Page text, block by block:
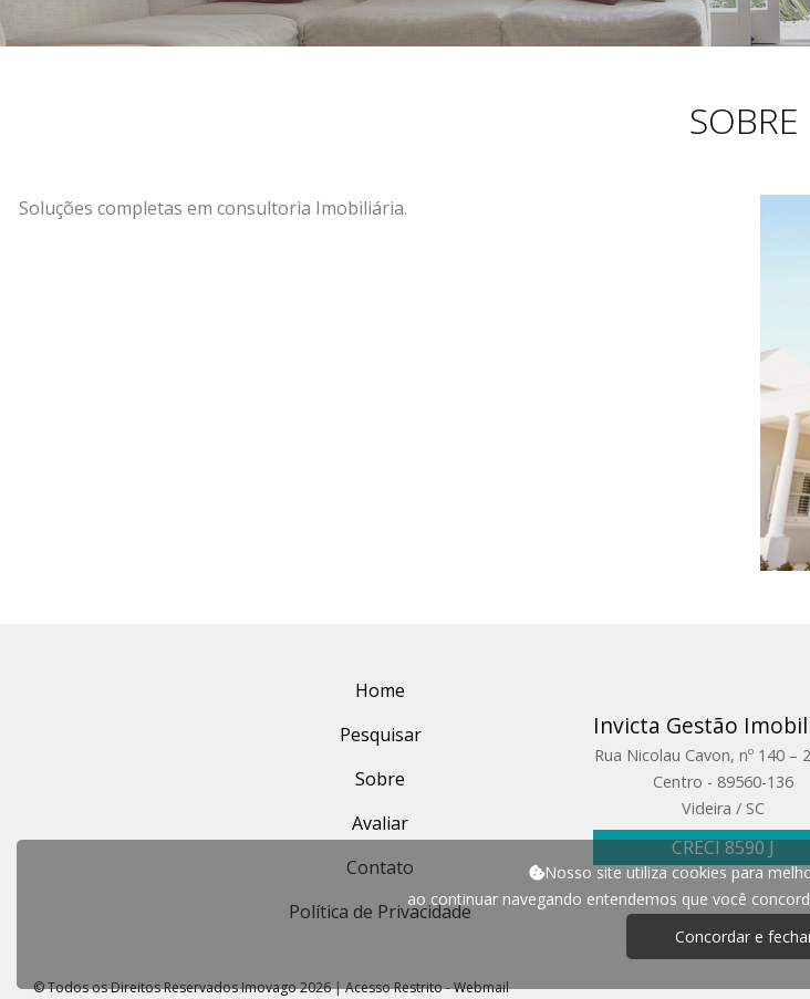
SOBRE
Soluções completas em consultoria Imobiliária.
Nosso site utiliza cookies para
ao continuar navegando entendemos que você
Concordar e
Home
Pesquisar
Sobre
Avaliar
Contato
Política de Privacidade
Invicta Gestão
Rua Nicolau Cavon, nº 140 –
Centro - 89560-136
Videira / SC
CRECI 8590 J
© Todos os Direitos Reservados Imovago 2026|Acesso Restrito-Webmail